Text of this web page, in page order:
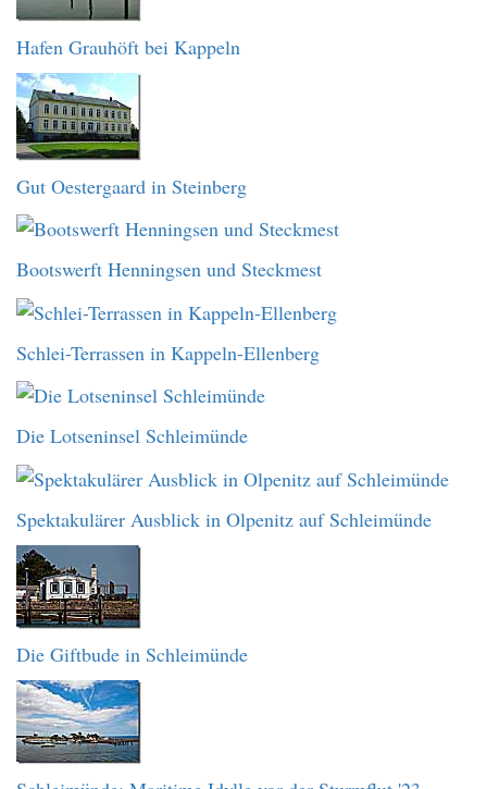
Hafen Grauhöft bei Kappeln
Gut Oestergaard in Steinberg
Bootswerft Henningsen und Steckmest
Schlei-Terrassen in Kappeln-Ellenberg
Die Lotseninsel Schleimünde
Spektakulärer Ausblick in Olpenitz auf Schleimünde
Die Giftbude in Schleimünde